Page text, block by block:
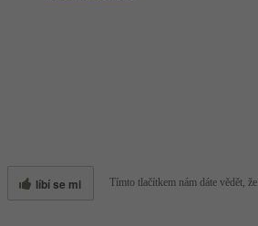
líbí se mi Tímto tlačítkem nám dáte vědět,